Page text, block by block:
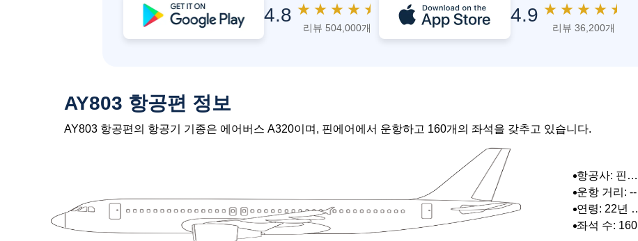
4.8 ★ ★ ★ ★ ★
리뷰 504,000개
4.9 ★ ★ ★ ★ ★
리뷰 36,200개
AY803 항공편 정보
AY803 항공편의 항공기 기종은 에어버스 A320이며, 핀에어에서 운항하고 160개의 좌석을 갖추고 있습니다.
항공사: 핀에
어
운항 거리: --
연령: 22년 8
개월
좌석 수: 160